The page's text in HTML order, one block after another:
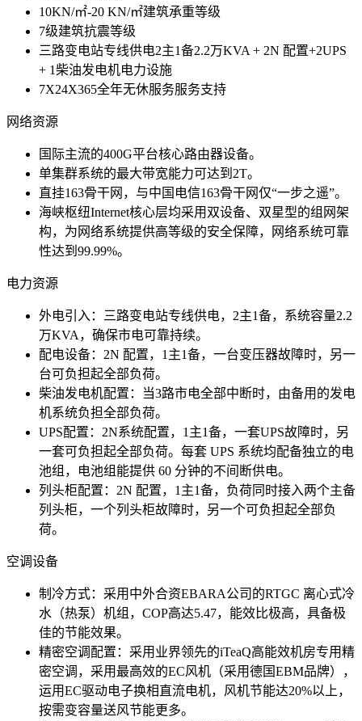
10KN/㎡-20 KN/㎡建筑承重等级
7级建筑抗震等级
三路变电站专线供电2主1备2.2万KVA + 2N 配置+2UPS
+ 1柴油发电机电力设施
7X24X365全年无休服务服务支持
网络资源
国际主流的400G平台核心路由器设备。
单集群系统的最大带宽能力可达到2T。
直挂163骨干网，与中国电信163骨干网仅“一步之遥”。
海峡枢纽Internet核心层均采用双设备、双星型的组网架
构，为网络系统提供高等级的安全保障，网络系统可靠
性达到99.99%。
电力资源
外电引入：三路变电站专线供电，2主1备，系统容量2.2
万KVA，确保市电可靠持续。
配电设备：2N 配置，1主1备，一台变压器故障时，另一
台可负担起全部负荷。
柴油发电机配置：当3路市电全部中断时，由备用的发电
机系统负担全部负荷。
UPS配置：2N系统配置，1主1备，一套UPS故障时，另
一套可负担起全部负荷。每套 UPS 系统均配备独立的电
池组，电池组能提供 60 分钟的不间断供电。
列头柜配置：2N 配置，1主1备，负荷同时接入两个主备
列头柜，一个列头柜故障时，另一个可负担起全部负
荷。
空调设备
制冷方式：采用中外合资EBARA公司的RTGC 离心式冷
水（热泵）机组，COP高达5.47，能效比极高，具备极
佳的节能效果。
精密空调配置：采用业界领先的iTeaQ高能效机房专用精
密空调，采用最高效的EC风机（采用德国EBM品牌），
运用EC驱动电子换相直流电机，风机节能达20%以上，
按需变容量送风节能更多。